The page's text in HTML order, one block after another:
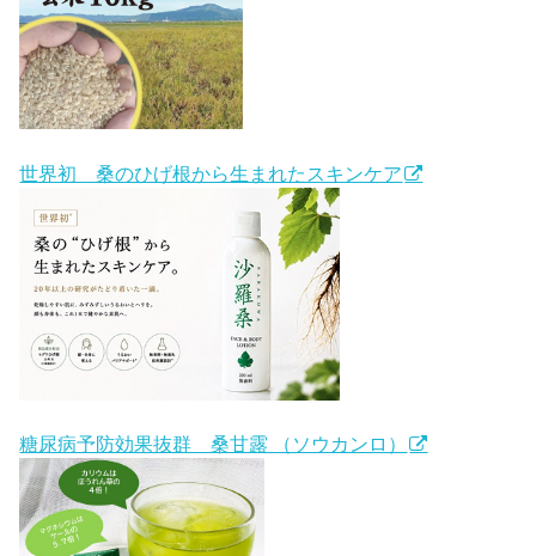
世界初 桑のひげ根から生まれたスキンケア
糖尿病予防効果抜群 桑甘露 （ソウカンロ）